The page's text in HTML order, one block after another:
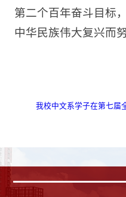
第二个百年奋斗目标
中华民族伟大复兴而
我校中文系学子在第七届